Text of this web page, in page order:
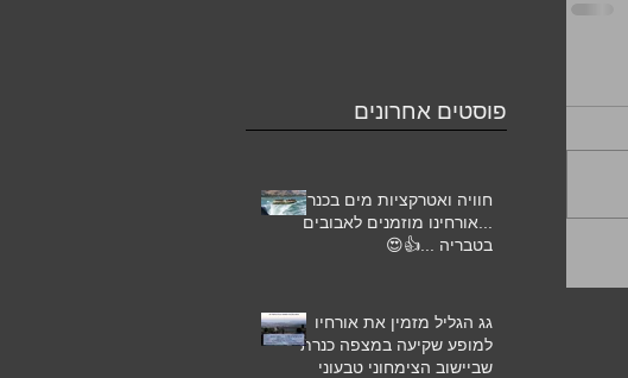
פוסטים אחרונים
חוויה ואטרקציות מים בכנרת
...אורחינו מוזמנים לאבובים
בטבריה ...👍😍
גג הגליל מזמין את אורחיו
למופע שקיעה במצפה כנרת
שביישוב הצימחוני טבעוני